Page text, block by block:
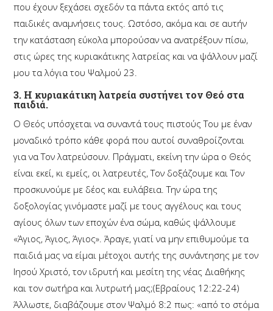
που έχουν ξεχάσει σχεδόν τα πάντα εκτός από τις
παιδικές αναμνήσεις τους. Ωστόσο, ακόμα και σε αυτήν
την κατάσταση εύκολα μπορούσαν να ανατρέξουν πίσω,
στις ώρες της κυριακάτικης λατρείας και να ψάλλουν μαζί
μου τα λόγια του Ψαλμού 23.
3. Η κυριακάτικη λατρεία συστήνει τον Θεό στα
παιδιά.
Ο Θεός υπόσχεται να συναντά τους πιστούς Του με έναν
μοναδικό τρόπο κάθε φορά που αυτοί συναθροίζονται
για να Τον λατρεύσουν. Πράγματι, εκείνη την ώρα ο Θεός
είναι εκεί, κι εμείς, οι λατρευτές, Τον δοξάζουμε και Τον
προσκυνούμε με δέος και ευλάβεια. Την ώρα της
δοξολογίας γινόμαστε μαζί με τους αγγέλους και τους
αγίους όλων των εποχών ένα σώμα, καθώς ψάλλουμε
«Άγιος, Άγιος, Άγιος». Άραγε, γιατί να μην επιθυμούμε τα
παιδιά μας να είμαι μέτοχοι αυτής της συνάντησης με τον
Ιησού Χριστό, τον ιδρυτή και μεσίτη της νέας Διαθήκης
και τον σωτήρα και λυτρωτή μας;(Εβραίους 12:22-24)
Άλλωστε, διαβάζουμε στον Ψαλμό 8:2 πως: «από το στόμα